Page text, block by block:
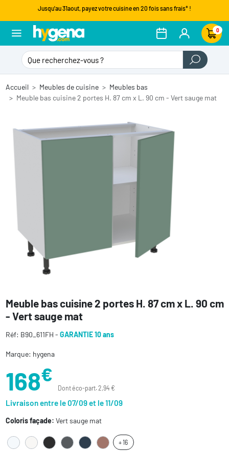
Jusqu'au 31aout, payez votre cuisine en 20 fois sans frais* !
0
Accueil Meubles de cuisine
Meubles bas
Meuble bas cuisine 2 portes H. 87 cm x L. 90 cm - Vert sauge mat
Meuble bas cuisine 2 portes H. 87 cm x L. 90 cm
- Vert sauge mat
Réf: B90_611FH - GARANTIE 10 ans
Marque: hygena
168€
Dont éco-part. 2,94 €
Livraison entre le 07/09 et le 11/09
Coloris façade: Vert sauge mat
+ 16